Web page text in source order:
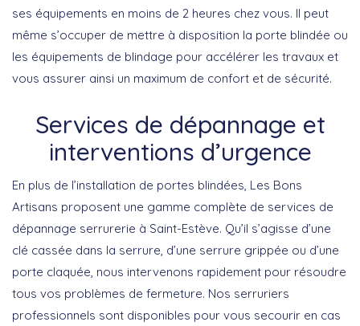
ses équipements en moins de 2 heures chez vous. Il peut
même s’occuper de mettre à disposition la porte blindée ou
les équipements de blindage pour accélérer les travaux et
vous assurer ainsi un maximum de confort et de sécurité.
Services de dépannage et
interventions d’urgence
En plus de l’installation de portes blindées, Les Bons
Artisans proposent une gamme complète de services de
dépannage serrurerie à Saint-Estève. Qu’il s’agisse d’une
clé cassée dans la serrure, d’une serrure grippée ou d’une
porte claquée, nous intervenons rapidement pour résoudre
tous vos problèmes de fermeture. Nos serruriers
professionnels sont disponibles pour vous secourir en cas